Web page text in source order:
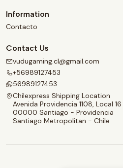
Information
Contacto
Contact Us
vudugaming.cl@gmail.com
+56989127453
56989127453
Chilexpress Shipping Location
Avenida Providencia 1108, Local 16
00000 Santiago - Providencia
Santiago Metropolitan - Chile